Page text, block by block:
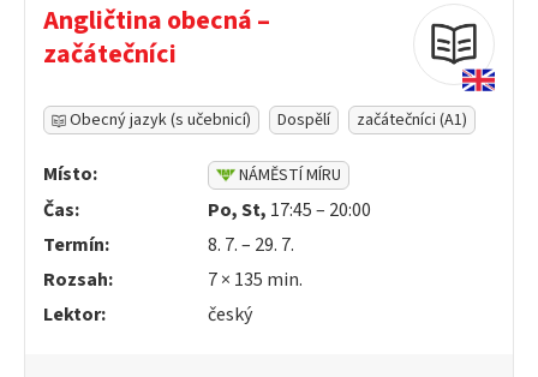
Angličtina obecná –
začátečníci
Obecný jazyk (s učebnicí) Dospělí začátečníci (A1)
Místo: NÁMĚSTÍ MÍRU
Čas: Po, St, 17:45 – 20:00
Termín:
8. 7. – 29. 7.
Rozsah:
7 × 135 min.
Lektor:
český